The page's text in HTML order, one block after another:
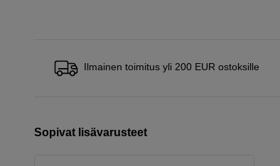
Ilmainen toimitus yli 200 EUR ostoksille
Sopivat lisävarusteet